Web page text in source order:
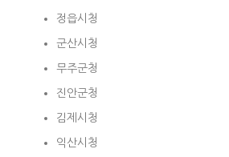
정읍시청
군산시청
무주군청
진안군청
김제시청
익산시청